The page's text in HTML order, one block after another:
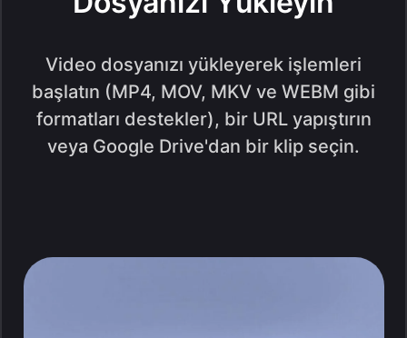
Video dosyanızı yükleyerek işlemleri
başlatın (MP4, MOV, MKV ve WEBM gibi
formatları destekler), bir URL yapıştırın
veya Google Drive'dan bir klip seçin.